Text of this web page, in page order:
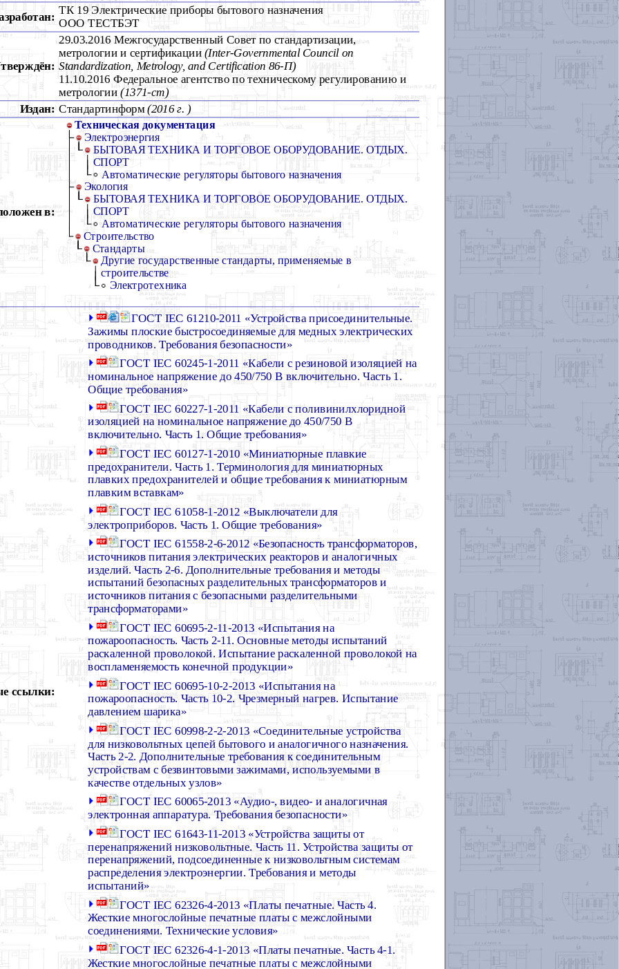
ТК 19 Электрические приборы бытового назначения
ООО ТЕСТБЭТ
29.03.2016 Межгосударственный Совет по стандартизации,
метрологии и сертификации(Inter-Governmental Council on
Standardization, Metrology, and Certification 86-П)
11.10.2016 Федеральное агентство по техническому регулированию и
метрологии(1371-ст)
Издан: Стандартинформ(2016 г. )
в:
Техническая документация
Электроэнергия
БЫТОВАЯ ТЕХНИКА И ТОРГОВОЕ ОБОРУДОВАНИЕ. ОТДЫХ.
СПОРТ
Автоматические регуляторы бытового назначения
Экология
БЫТОВАЯ ТЕХНИКА И ТОРГОВОЕ ОБОРУДОВАНИЕ. ОТДЫХ.
СПОРТ
Автоматические регуляторы бытового назначения
Строительство
Стандарты
Другие государственные стандарты, применяемые в
строительстве
Электротехника
ссылки:
ГОСТ IEC 61210-2011 «Устройства присоединительные.
Зажимы плоские быстросоединяемые для медных электрических
проводников. Требования безопасности»
ГОСТ IEC 60245-1-2011 «Кабели с резиновой изоляцией на
номинальное напряжение до 450/750 В включительно. Часть 1.
Общие требования»
ГОСТ IEC 60227-1-2011 «Кабели с поливинилхлоридной
изоляцией на номинальное напряжение до 450/750 В
включительно. Часть 1. Общие требования»
ГОСТ IEC 60127-1-2010 «Миниатюрные плавкие
предохранители. Часть 1. Терминология для миниатюрных
плавких предохранителей и общие требования к миниатюрным
плавким вставкам»
ГОСТ IEC 61058-1-2012 «Выключатели для
электроприборов. Часть 1. Общие требования»
ГОСТ IEC 61558-2-6-2012 «Безопасность трансформаторов,
источников питания электрических реакторов и аналогичных
изделий. Часть 2-6. Дополнительные требования и методы
испытаний безопасных разделительных трансформаторов и
источников питания с безопасными разделительными
трансформаторами»
ГОСТ IEC 60695-2-11-2013 «Испытания на
пожароопасность. Часть 2-11. Основные методы испытаний
раскаленной проволокой. Испытание раскаленной проволокой на
воспламеняемость конечной продукции»
ГОСТ IEC 60695-10-2-2013 «Испытания на
пожароопасность. Часть 10-2. Чрезмерный нагрев. Испытание
давлением шарика»
ГОСТ IEC 60998-2-2-2013 «Соединительные устройства
для низковольтных цепей бытового и аналогичного назначения.
Часть 2-2. Дополнительные требования к соединительным
устройствам с безвинтовыми зажимами, используемыми в
качестве отдельных узлов»
ГОСТ IEC 60065-2013 «Аудио-, видео- и аналогичная
электронная аппаратура. Требования безопасности»
ГОСТ IEC 61643-11-2013 «Устройства защиты от
перенапряжений низковольтные. Часть 11. Устройства защиты от
перенапряжений, подсоединенные к низковольтным системам
распределения электроэнергии. Требования и методы
испытаний»
ГОСТ IEC 62326-4-2013 «Платы печатные. Часть 4.
Жесткие многослойные печатные платы с межслойными
соединениями. Технические условия»
ГОСТ IEC 62326-4-1-2013 «Платы печатные. Часть 4-1.
Жесткие многослойные печатные платы с межслойными